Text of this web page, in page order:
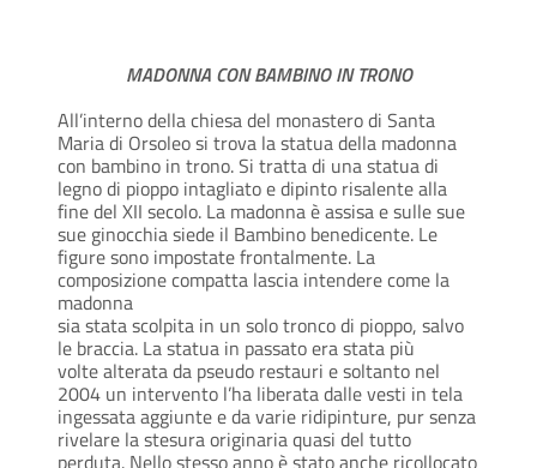
MADONNA CON BAMBINO IN TRONO
All’interno della chiesa del monastero di Santa
Maria di Orsoleo si trova la statua della madonna
con bambino in trono. Si tratta di una statua di
legno di pioppo intagliato e dipinto risalente alla
fine del XII secolo. La madonna è assisa e sulle sue
sue ginocchia siede il Bambino benedicente. Le
figure sono impostate frontalmente. La
composizione compatta lascia intendere come la
madonna
sia stata scolpita in un solo tronco di pioppo, salvo
le braccia. La statua in passato era stata più
volte alterata da pseudo restauri e soltanto nel
2004 un intervento l’ha liberata dalle vesti in tela
ingessata aggiunte e da varie ridipinture, pur senza
rivelare la stesura originaria quasi del tutto